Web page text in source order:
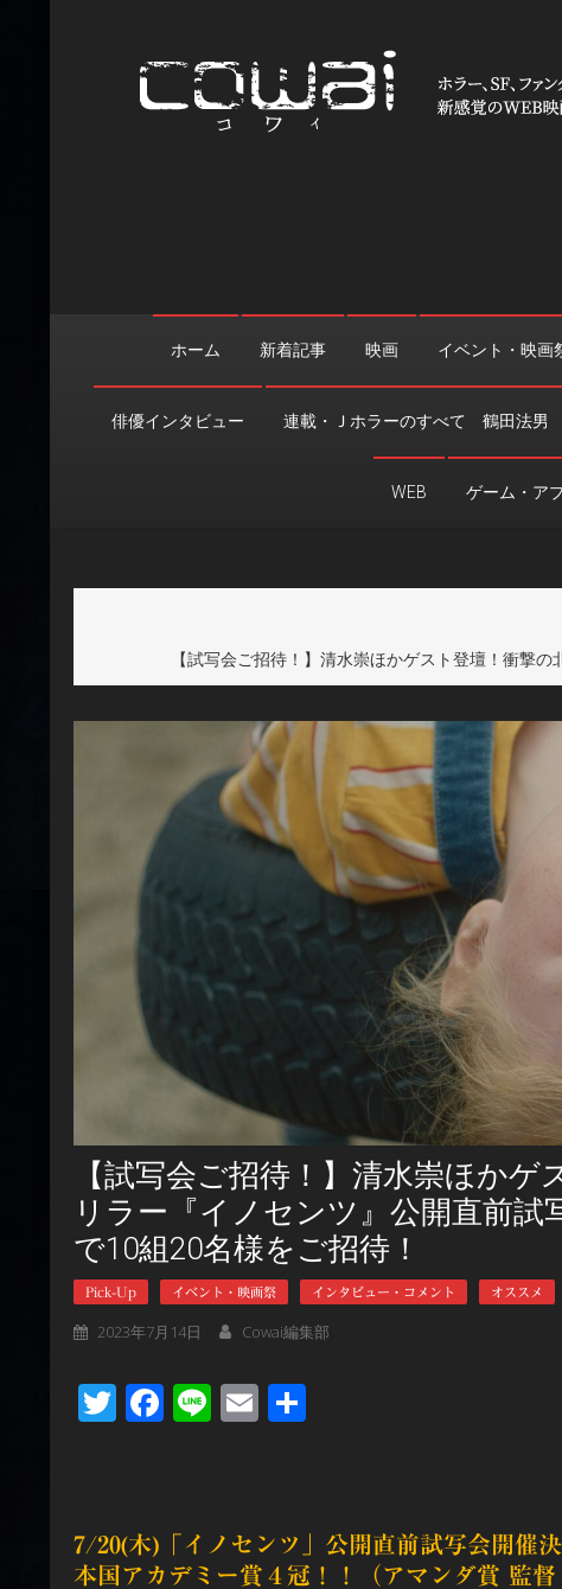
ホーム 新着記事 映画 イベント・映画
俳優インタビュー 連載・Ｊホラーのすべて 鶴田法男
WEB ゲーム・ア
【試写会ご招待！】清水崇ほかゲスト登壇！衝撃
【試写会ご招待！】清水崇ほか
リラー『イノセンツ』公開直前試
で10組20名様をご招待！
Pick-Up イベント・映画祭 インタビュー・コメント オススメ
2023年7月14日 Cowai編集部
Twitter
Facebook
LineEmail
7/20(木)「イノセンツ」公開直前試写会開催
本国アカデミー賞４冠！！（アマンダ賞 監督